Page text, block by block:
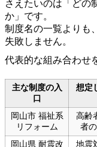
さえたいのは「どの
か」です。
制度名の一覧よりも、
失敗しません。
代表的な組み合わせ
主な制度の入
口
想定
岡山市 福祉系
リフォーム
高齢
者
岡山県 耐震改
地震